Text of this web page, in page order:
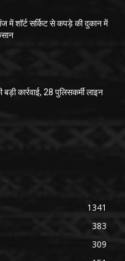
में शॉर्ट सर्किट से कपड़े की दुकान में
कार्रवाई, 28 पुलिसकर्मी लाइन
1341
383
309